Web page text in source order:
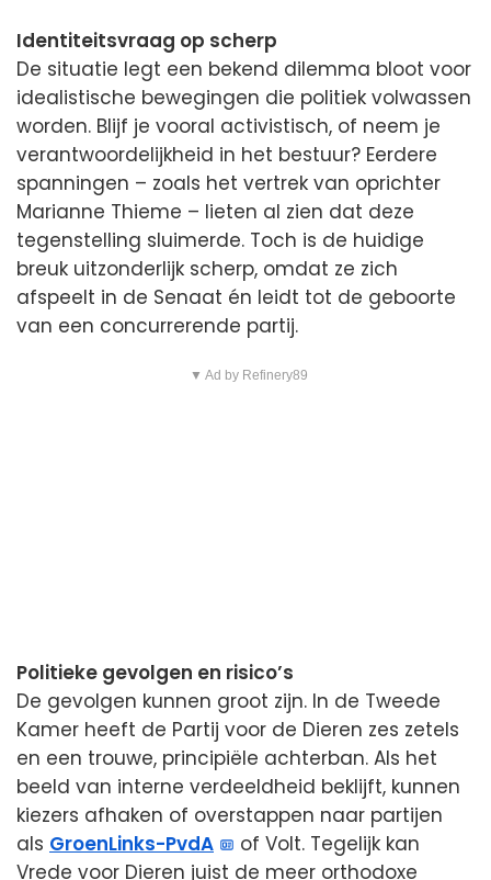
Identiteitsvraag op scherp
De situatie legt een bekend dilemma bloot voor
idealistische bewegingen die politiek volwassen
worden. Blijf je vooral activistisch, of neem je
verantwoordelijkheid in het bestuur? Eerdere
spanningen – zoals het vertrek van oprichter
Marianne Thieme – lieten al zien dat deze
tegenstelling sluimerde. Toch is de huidige
breuk uitzonderlijk scherp, omdat ze zich
afspeelt in de Senaat én leidt tot de geboorte
van een concurrerende partij.
▼ Ad by Refinery89
Politieke gevolgen en risico’s
De gevolgen kunnen groot zijn. In de Tweede
Kamer heeft de Partij voor de Dieren zes zetels
en een trouwe, principiële achterban. Als het
beeld van interne verdeeldheid beklijft, kunnen
kiezers afhaken of overstappen naar partijen
als GroenLinks-PvdA
of Volt. Tegelijk kan
Vrede voor Dieren juist de meer orthodoxe